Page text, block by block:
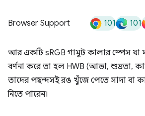
Browser Support 101 101
আর একটি sRGB গামুট কালার স্পেস যা
বর্ণনা করে তা হল HWB (আভা, শুভ্রতা,
তাদের পছন্দসই রঙ খুঁজে পেতে সাদা বা
নিতে পারেন।